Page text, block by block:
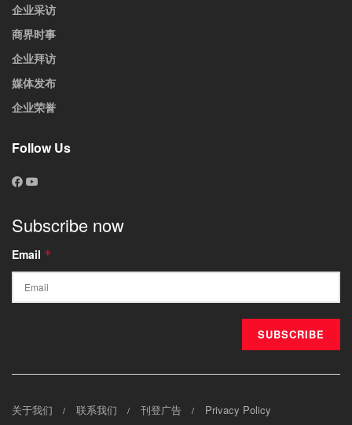
企业采访
商界时事
企业拜访
媒体发布
企业荣誉
Follow Us
Subscribe now
Email *
关于我们 联系我们 刊登广告 Privacy Policy